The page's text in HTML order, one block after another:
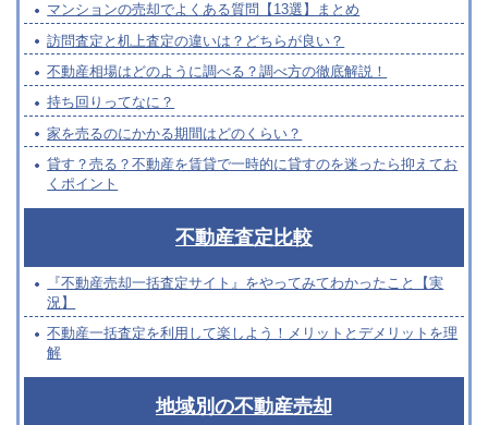
マンションの売却でよくある質問【13選】まとめ
訪問査定と机上査定の違いは？どちらが良い？
不動産相場はどのように調べる？調べ方の徹底解説！
持ち回りってなに？
家を売るのにかかる期間はどのくらい？
貸す？売る？不動産を賃貸で一時的に貸すのを迷ったら抑えてお
くポイント
不動産査定比較
『不動産売却一括査定サイト』をやってみてわかったこと【実
況】
不動産一括査定を利用して楽しよう！メリットとデメリットを理
解
地域別の不動産売却